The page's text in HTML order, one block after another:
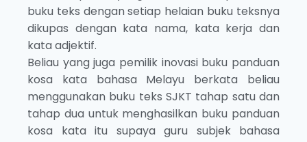
buku teks dengan setiap helaian buku teksnya
dikupas dengan kata nama, kata kerja dan
kata adjektif.
Beliau yang juga pemilik inovasi buku panduan
kosa kata bahasa Melayu berkata beliau
menggunakan buku teks SJKT tahap satu dan
tahap dua untuk menghasilkan buku panduan
kosa kata itu supaya guru subjek bahasa